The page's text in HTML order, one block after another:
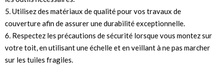
5. Utilisez des matériaux de qualité pour vos travaux de
couverture afin de assurer une durabilité exceptionnelle.
6. Respectez les précautions de sécurité lorsque vous montez sur
votre toit, en utilisant une échelle et en veillant à ne pas marcher
sur les tuiles fragiles.